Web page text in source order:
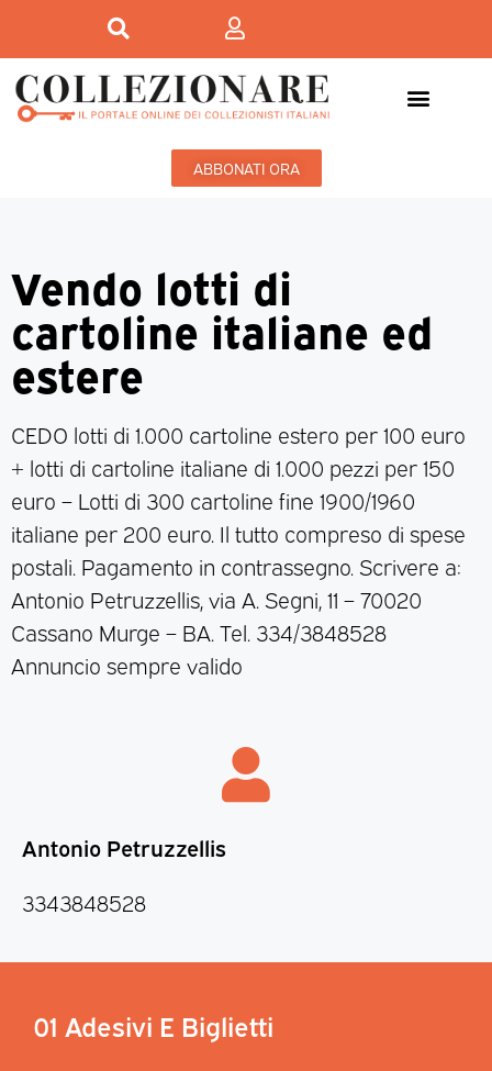
ABBONATI ORA
Vendo lotti di
cartoline italiane ed
estere
CEDO lotti di 1.000 cartoline estero per 100 euro
+ lotti di cartoline italiane di 1.000 pezzi per 150
euro – Lotti di 300 cartoline fine 1900/1960
italiane per 200 euro. Il tutto compreso di spese
postali. Pagamento in contrassegno. Scrivere a:
Antonio Petruzzellis, via A. Segni, 11 – 70020
Cassano Murge – BA. Tel. 334/3848528
Annuncio sempre valido
Antonio Petruzzellis
3343848528
01 Adesivi E Biglietti